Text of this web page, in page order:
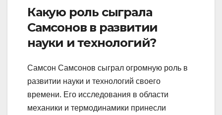
Какую роль сыграла
Самсонов в развитии
науки и технологий?
Самсон Самсонов сыграл огромную роль в
развитии науки и технологий своего
времени. Его исследования в области
механики и термодинамики принесли